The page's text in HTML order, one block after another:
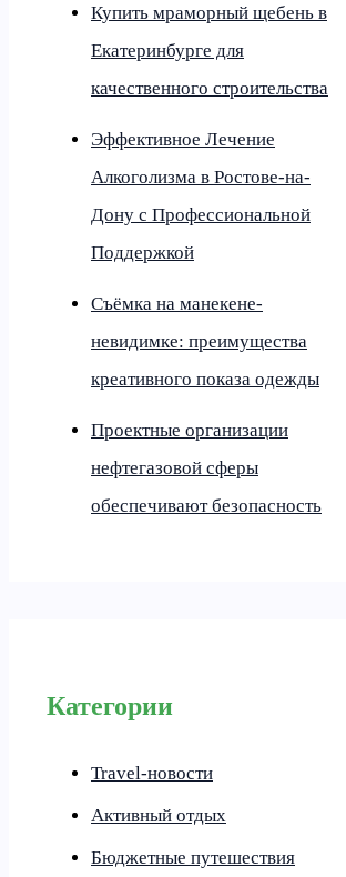
Купить мраморный щебень в
Екатеринбурге для
качественного строительства
Эффективное Лечение
Алкоголизма в Ростове-на-
Дону с Профессиональной
Поддержкой
Съёмка на манекене-
невидимке: преимущества
креативного показа одежды
Проектные организации
нефтегазовой сферы
обеспечивают безопасность
Категории
Travel-новости
Активный отдых
Бюджетные путешествия